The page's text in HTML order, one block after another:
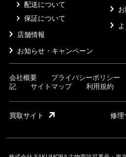
配送について
保証について
店舗情報
お知らせ・キャンペーン
会社概要 プライバシーポリシー
記
サイトマップ 利用規約
買取サイト 修理